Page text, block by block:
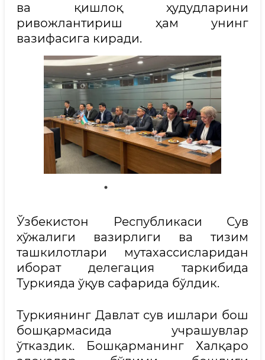
ва қишлоқ ҳудудларини
ривожлантириш ҳам унинг
вазифасига киради.
Ўзбекистон Республикаси Сув
хўжалиги вазирлиги ва тизим
ташкилотлари мутахассисларидан
иборат делегация таркибида
Туркияда ўқув сафарида бўлдик.
Туркиянинг Давлат сув ишлари бош
бошқармасида учрашувлар
ўтказдик. Бошқарманинг Халқаро